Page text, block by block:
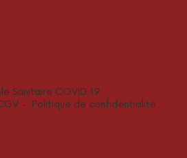
Sanitaire COVID 19
- Politique de confidentialité